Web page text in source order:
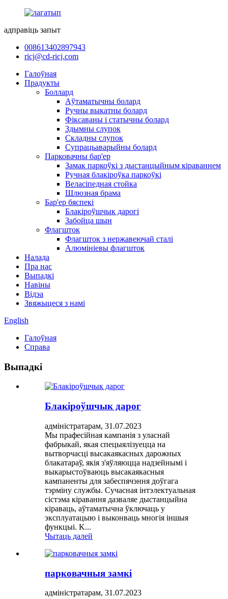
адправіць запыт
008613402897943
ricj@cd-ricj.com
Галоўная
Прадукты
Боллард
Аўтаматычны болард
Ручны выкатны болард
Фіксаваны і статычны болард
Здымны слупок
Складны слупок
Супрацьаварыйны болард
Парковачны бар'ер
Замак паркоўкі з дыстанцыйным кіраваннем
Ручная блакіроўка паркоўкі
Веласіпедная стойка
Шлюзная брама
Бар'ер бяспекі
Блакіроўшчык дарогі
Забойца шын
Флагшток
Флагшток з нержавеючай сталі
Алюмініевы флагшток
Налада
Пра нас
Выпадкі
Навіны
Відэа
Звяжыцеся з намі
English
Галоўная
Справа
Выпадкі
Блакіроўшчык дарог
адміністратарам, 31.07.2023
Мы прафесійная кампанія з уласнай
фабрыкай, якая спецыялізуецца на
вытворчасці высакаякасных дарожных
блакатараў, якія з'яўляюцца надзейнымі і
выкарыстоўваюць высакаякасныя
кампаненты для забеспячэння доўгага
тэрміну службы. Сучасная інтэлектуальная
сістэма кіравання дазваляе дыстанцыйна
кіраваць, аўтаматычна ўключаць у
эксплуатацыю і выконваць многія іншыя
функцыі. K...
Чытаць далей
парковачныя замкі
адміністратарам, 31.07.2023